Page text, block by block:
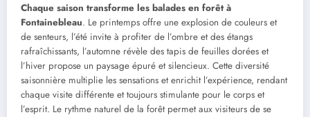
Chaque saison transforme les balades en forêt à
Fontainebleau. Le printemps offre une explosion de couleurs et
de senteurs, l’été invite à profiter de l’ombre et des étangs
rafraîchissants, l’automne révèle des tapis de feuilles dorées et
l’hiver propose un paysage épuré et silencieux. Cette diversité
saisonnière multiplie les sensations et enrichit l’expérience, rendant
chaque visite différente et toujours stimulante pour le corps et
l’esprit. Le rythme naturel de la forêt permet aux visiteurs de se